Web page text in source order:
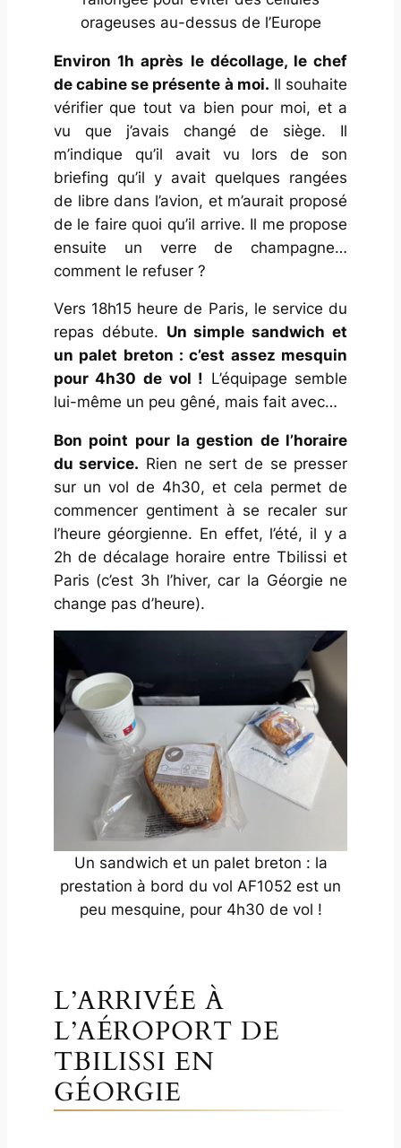
orageuses au-dessus de l’Europe
Environ 1h après le décollage, le chef
de cabine se présente à moi. Il souhaite
vérifier que tout va bien pour moi, et a
vu que j’avais changé de siège. Il
m’indique qu’il avait vu lors de son
briefing qu’il y avait quelques rangées
de libre dans l’avion, et m’aurait proposé
de le faire quoi qu’il arrive. Il me propose
ensuite un verre de champagne…
comment le refuser ?
Vers 18h15 heure de Paris, le service du
repas débute. Un simple sandwich et
un palet breton : c’est assez mesquin
pour 4h30 de vol ! L’équipage semble
lui-même un peu gêné, mais fait avec…
Bon point pour la gestion de l’horaire
du service. Rien ne sert de se presser
sur un vol de 4h30, et cela permet de
commencer gentiment à se recaler sur
l’heure géorgienne. En effet, l’été, il y a
2h de décalage horaire entre Tbilissi et
Paris (c’est 3h l’hiver, car la Géorgie ne
change pas d’heure).
Un sandwich et un palet breton : la
prestation à bord du vol AF1052 est un
peu mesquine, pour 4h30 de vol !
L’ARRIVÉE À
L’AÉROPORT DE
TBILISSI EN
GÉORGIE